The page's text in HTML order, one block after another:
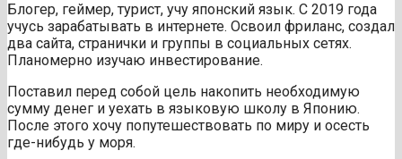
Блогер, геймер, турист, учу японский язык. С 2019 года
учусь зарабатывать в интернете. Освоил фриланс, создал
два сайта, странички и группы в социальных сетях.
Планомерно изучаю инвестирование.
Поставил перед собой цель накопить необходимую
сумму денег и уехать в языковую школу в Японию.
После этого хочу попутешествовать по миру и осесть
где-нибудь у моря.